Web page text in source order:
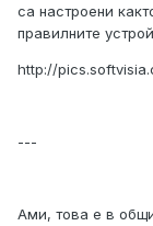
са настроени
правилните
http://
---
Ами, това е в